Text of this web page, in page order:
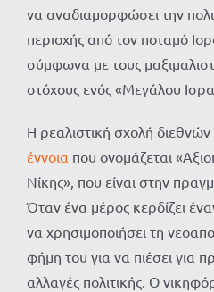
να αναδιαμορφώσει την
περιοχής από τον ποταμό
σύμφωνα με τους
στόχους ενός «Μεγάλου
Η ρεαλιστική σχολή
έννοια που ονομάζεται
Νίκης», που είναι στην
Όταν ένα μέρος κερδίζει
να χρησιμοποιήσει τη
φήμη του για να πιέσει για
αλλαγές πολιτικής. Ο